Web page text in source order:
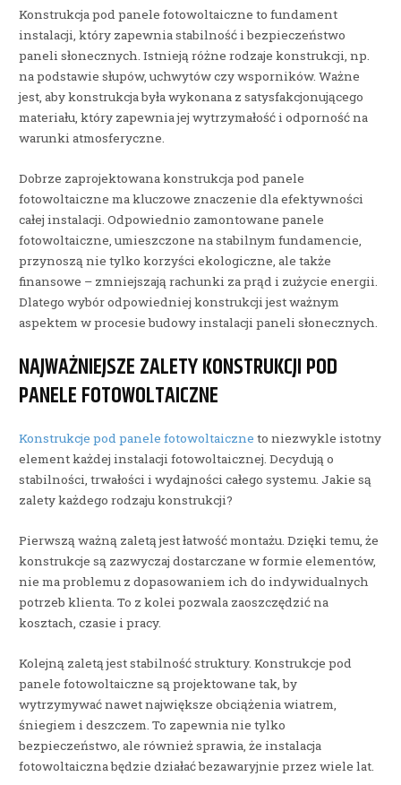
Konstrukcja pod panele fotowoltaiczne to fundament
instalacji, który zapewnia stabilność i bezpieczeństwo
paneli słonecznych. Istnieją różne rodzaje konstrukcji, np.
na podstawie słupów, uchwytów czy wsporników. Ważne
jest, aby konstrukcja była wykonana z satysfakcjonującego
materiału, który zapewnia jej wytrzymałość i odporność na
warunki atmosferyczne.
Dobrze zaprojektowana konstrukcja pod panele
fotowoltaiczne ma kluczowe znaczenie dla efektywności
całej instalacji. Odpowiednio zamontowane panele
fotowoltaiczne, umieszczone na stabilnym fundamencie,
przynoszą nie tylko korzyści ekologiczne, ale także
finansowe – zmniejszają rachunki za prąd i zużycie energii.
Dlatego wybór odpowiedniej konstrukcji jest ważnym
aspektem w procesie budowy instalacji paneli słonecznych.
NAJWAŻNIEJSZE ZALETY KONSTRUKCJI POD
PANELE FOTOWOLTAICZNE
Konstrukcje pod panele fotowoltaiczne to niezwykle istotny
element każdej instalacji fotowoltaicznej. Decydują o
stabilności, trwałości i wydajności całego systemu. Jakie są
zalety każdego rodzaju konstrukcji?
Pierwszą ważną zaletą jest łatwość montażu. Dzięki temu, że
konstrukcje są zazwyczaj dostarczane w formie elementów,
nie ma problemu z dopasowaniem ich do indywidualnych
potrzeb klienta. To z kolei pozwala zaoszczędzić na
kosztach, czasie i pracy.
Kolejną zaletą jest stabilność struktury. Konstrukcje pod
panele fotowoltaiczne są projektowane tak, by
wytrzymywać nawet największe obciążenia wiatrem,
śniegiem i deszczem. To zapewnia nie tylko
bezpieczeństwo, ale również sprawia, że instalacja
fotowoltaiczna będzie działać bezawaryjnie przez wiele lat.